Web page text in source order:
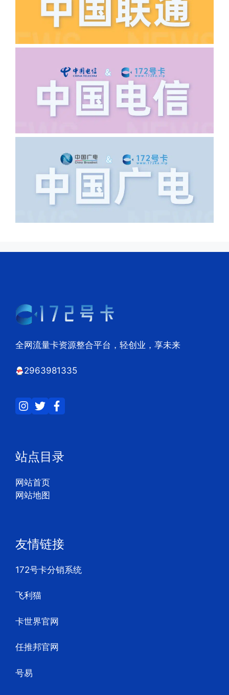
·6.领卡时详细地址怎么写容易通过审核?
答:不要低于6个字。详细地址不要写带有
浦东新区北京路33号，这样的地址就会
导致订单失败，因为在系统审核看来你在
上海怎么又写了个北京，不知道你在哪
里，所以直接订单失败。
全网流量卡资源整合平台，轻创业，享未来
2963981335
站点目录
网站首页
网站地图
友情链接
172号卡分销系统
飞利猫
卡世界官网
任推邦官网
号易